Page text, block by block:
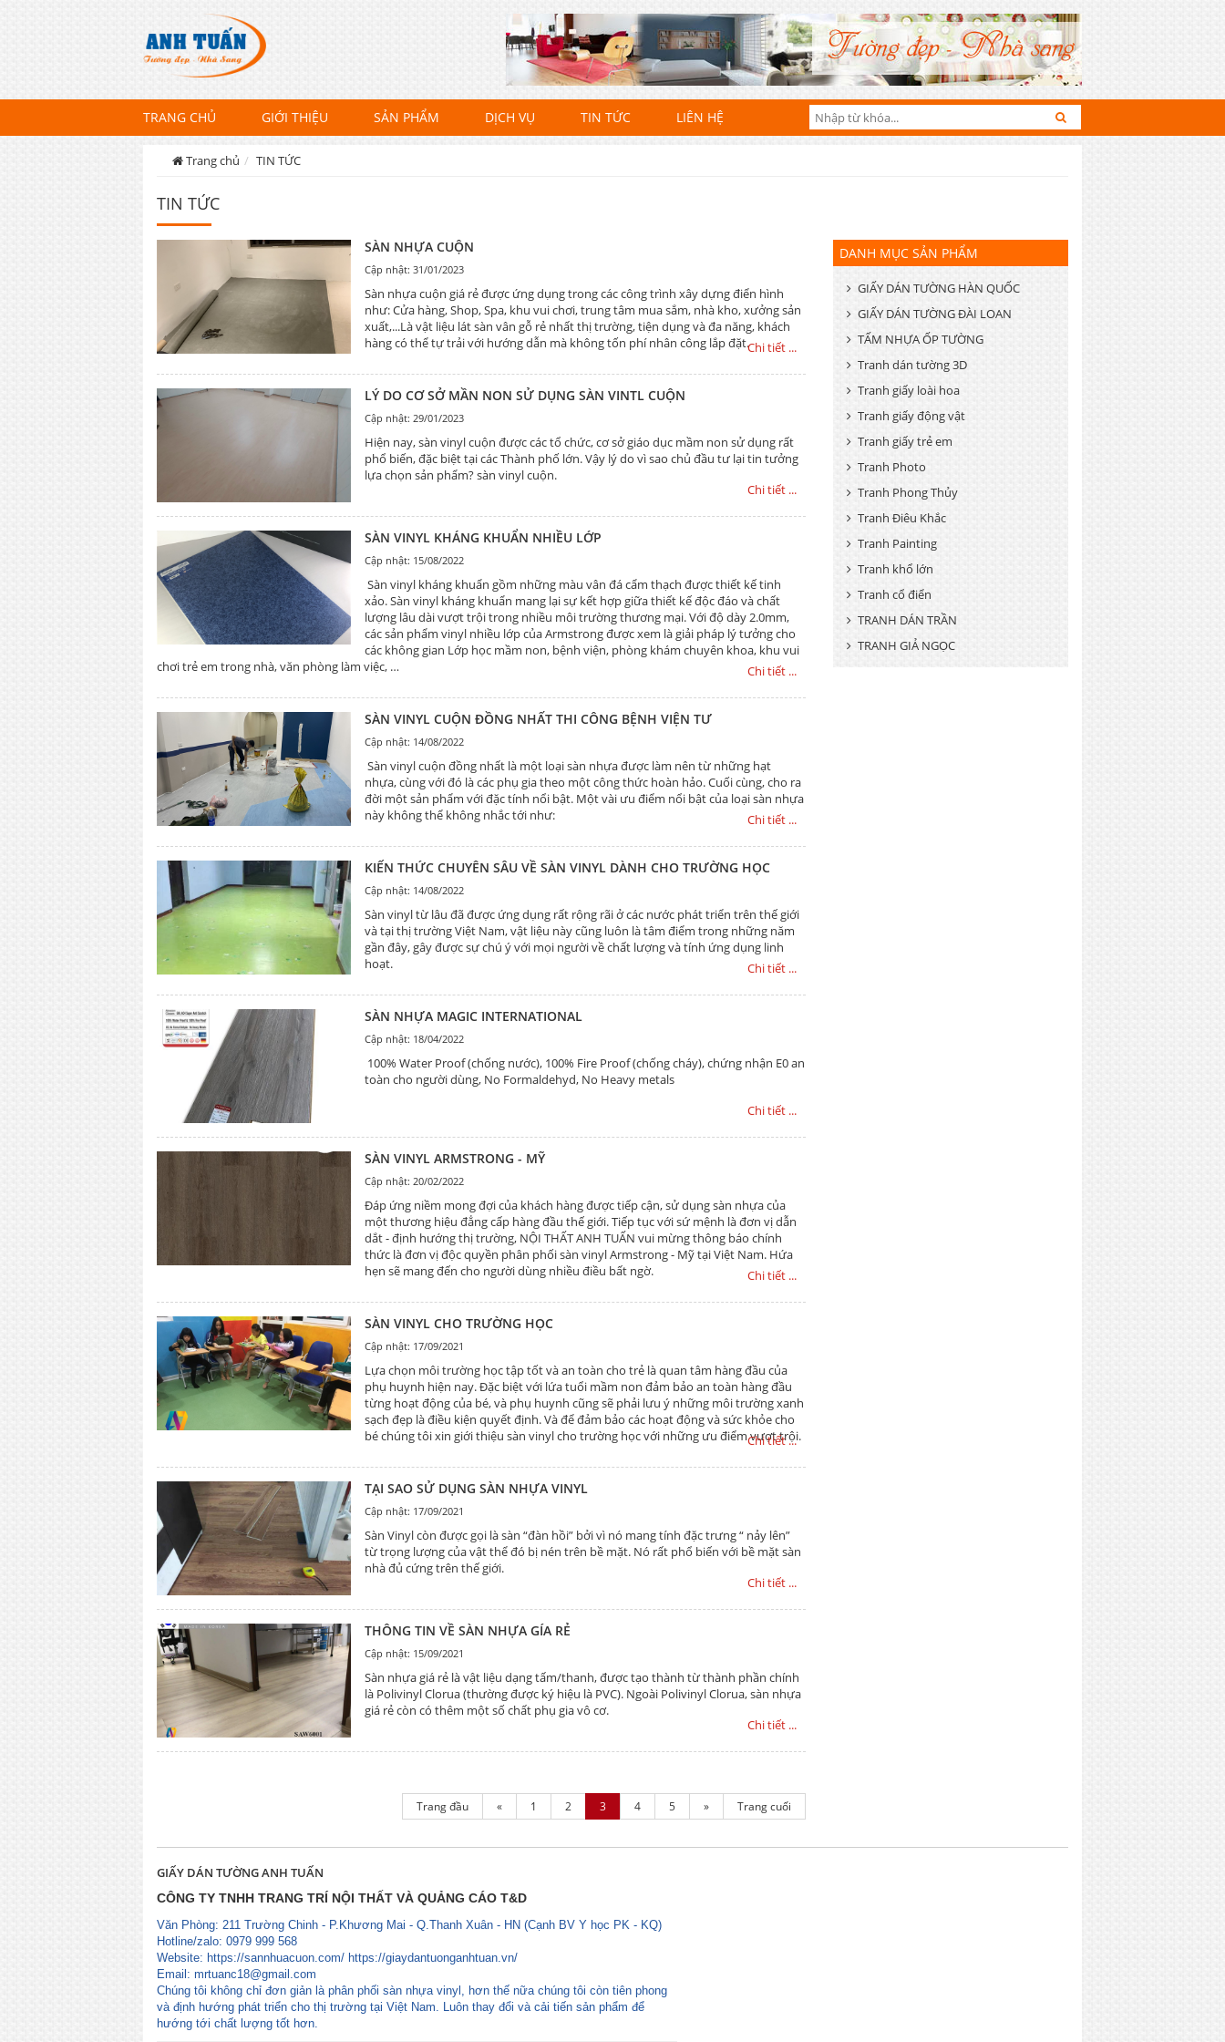
TRANG CHỦ GIỚI THIỆU SẢN PHẨM DỊCH VỤ TIN TỨC LIÊN HỆ
Trang chủ TIN TỨC
TIN TỨC
SÀN NHỰA CUỘN
Cập nhật: 31/01/2023
Sàn nhựa cuộn giá rẻ được ứng dụng trong các công trình xây dựng điển hình
như: Cửa hàng, Shop, Spa, khu vui chơi, trung tâm mua sắm, nhà kho, xưởng sản
xuất,...Là vật liệu lát sàn vân gỗ rẻ nhất thị trường, tiện dụng và đa năng, khách
hàng có thể tự trải với hướng dẫn mà không tốn phí nhân công lắp đặt.Chi tiết ...
LÝ DO CƠ SỞ MẦN NON SỬ DỤNG SÀN VINTL CUỘN
Cập nhật: 29/01/2023
Hiện nay, sàn vinyl cuộn được các tổ chức, cơ sở giáo dục mầm non sử dụng rất
phổ biến, đặc biệt tại các Thành phố lớn. Vậy lý do vì sao chủ đầu tư lại tin tưởng
lựa chọn sản phẩm? sàn vinyl cuộn.
Chi tiết ...
SÀN VINYL KHÁNG KHUẨN NHIỀU LỚP
Cập nhật: 15/08/2022
Sàn vinyl kháng khuẩn gồm những màu vân đá cẩm thạch được thiết kế tinh
xảo. Sàn vinyl kháng khuẩn mang lại sự kết hợp giữa thiết kế độc đáo và chất
lượng lâu dài vượt trội trong nhiều môi trường thương mại. Với độ dày 2.0mm,
các sản phẩm vinyl nhiều lớp của Armstrong được xem là giải pháp lý tưởng cho
các không gian Lớp học mầm non, bệnh viện, phòng khám chuyên khoa, khu vui
chơi trẻ em trong nhà, văn phòng làm việc, …
Chi tiết ...
SÀN VINYL CUỘN ĐỒNG NHẤT THI CÔNG BỆNH VIỆN TƯ
Cập nhật: 14/08/2022
Sàn vinyl cuộn đồng nhất là một loại sàn nhựa được làm nên từ những hạt
nhựa, cùng với đó là các phụ gia theo một công thức hoàn hảo. Cuối cùng, cho ra
đời một sản phẩm với đặc tính nổi bật. Một vài ưu điểm nổi bật của loại sàn nhựa
này không thể không nhắc tới như:
Chi tiết ...
KIẾN THỨC CHUYÊN SÂU VỀ SÀN VINYL DÀNH CHO TRƯỜNG HỌC
Cập nhật: 14/08/2022
Sàn vinyl từ lâu đã được ứng dụng rất rộng rãi ở các nước phát triển trên thế giới
và tại thị trường Việt Nam, vật liệu này cũng luôn là tâm điểm trong những năm
gần đây, gây được sự chú ý với mọi người về chất lượng và tính ứng dụng linh
hoạt.
Chi tiết ...
SÀN NHỰA MAGIC INTERNATIONAL
Cập nhật: 18/04/2022
100% Water Proof (chống nước), 100% Fire Proof (chống cháy), chứng nhận E0 an
toàn cho người dùng, No Formaldehyd, No Heavy metals
Chi tiết ...
SÀN VINYL ARMSTRONG - MỸ
Cập nhật: 20/02/2022
Đáp ứng niềm mong đợi của khách hàng được tiếp cận, sử dụng sàn nhựa của
một thương hiệu đẳng cấp hàng đầu thế giới. Tiếp tục với sứ mệnh là đơn vị dẫn
dắt - định hướng thị trường, NỘI THẤT ANH TUẤN vui mừng thông báo chính
thức là đơn vị độc quyền phân phối sàn vinyl Armstrong - Mỹ tại Việt Nam. Hứa
hẹn sẽ mang đến cho người dùng nhiều điều bất ngờ.
Chi tiết ...
SÀN VINYL CHO TRƯỜNG HỌC
Cập nhật: 17/09/2021
Lựa chọn môi trường học tập tốt và an toàn cho trẻ là quan tâm hàng đầu của
phụ huynh hiện nay. Đặc biệt với lứa tuổi mầm non đảm bảo an toàn hàng đầu
từng hoạt động của bé, và phụ huynh cũng sẽ phải lưu ý những môi trường xanh
sạch đẹp là điều kiện quyết định. Và để đảm bảo các hoạt động và sức khỏe cho
bé chúng tôi xin giới thiệu sàn vinyl cho trường học với những ưu điểm vượt trội.
Chi tiết ...
TẠI SAO SỬ DỤNG SÀN NHỰA VINYL
Cập nhật: 17/09/2021
Sàn Vinyl còn được gọi là sàn “đàn hồi” bởi vì nó mang tính đặc trưng “ nảy lên”
từ trọng lượng của vật thể đó bị nén trên bề mặt. Nó rất phổ biến với bề mặt sàn
nhà đủ cứng trên thế giới.
Chi tiết ...
THÔNG TIN VỀ SÀN NHỰA GÍA RẺ
Cập nhật: 15/09/2021
Sàn nhựa giá rẻ là vật liệu dạng tấm/thanh, được tạo thành từ thành phần chính
là Polivinyl Clorua (thường được ký hiệu là PVC). Ngoài Polivinyl Clorua, sàn nhựa
giá rẻ còn có thêm một số chất phụ gia vô cơ.
Chi tiết ...
Trang đầu « 1 2 3 4 5 » Trang cuối
DANH MỤC SẢN PHẨM
GIẤY DÁN TƯỜNG HÀN QUỐC
GIẤY DÁN TƯỜNG ĐÀI LOAN
TẤM NHỰA ỐP TƯỜNG
Tranh dán tường 3D
Tranh giấy loài hoa
Tranh giấy động vật
Tranh giấy trẻ em
Tranh Photo
Tranh Phong Thủy
Tranh Điêu Khắc
Tranh Painting
Tranh khổ lớn
Tranh cổ điển
TRANH DÁN TRẦN
TRANH GIẢ NGỌC
GIẤY DÁN TƯỜNG ANH TUẤN
CÔNG TY TNHH TRANG TRÍ NỘI THẤT VÀ QUẢNG CÁO T&D
Văn Phòng: 211 Trường Chinh - P.Khương Mai - Q.Thanh Xuân - HN (Cạnh BV Y học PK - KQ)
Hotline/zalo: 0979 999 568
Website: https://sannhuacuon.com/ https://giaydantuonganhtuan.vn/
Email: mrtuanc18@gmail.com
Chúng tôi không chỉ đơn giản là phân phối sàn nhựa vinyl, hơn thế nữa chúng tôi còn tiên phong
và định hướng phát triển cho thị trường tại Việt Nam. Luôn thay đổi và cải tiến sản phẩm để
hướng tới chất lượng tốt hơn.